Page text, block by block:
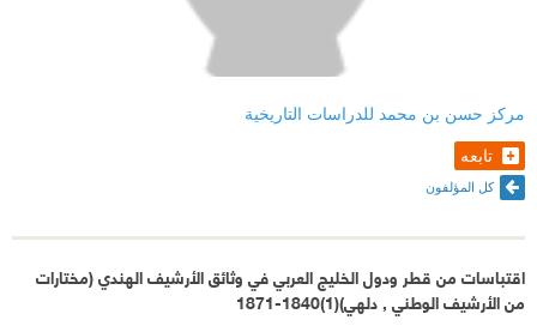
مركز حسن بن محمد للدراسات التاريخية
تابعه
كل المؤلفون
اقتباسات من قطر ودول الخليج العربي في وثائق الأرشيف الهندي (مختارات
من الأرشيف الوطني , دلهي)(1)1840-1871